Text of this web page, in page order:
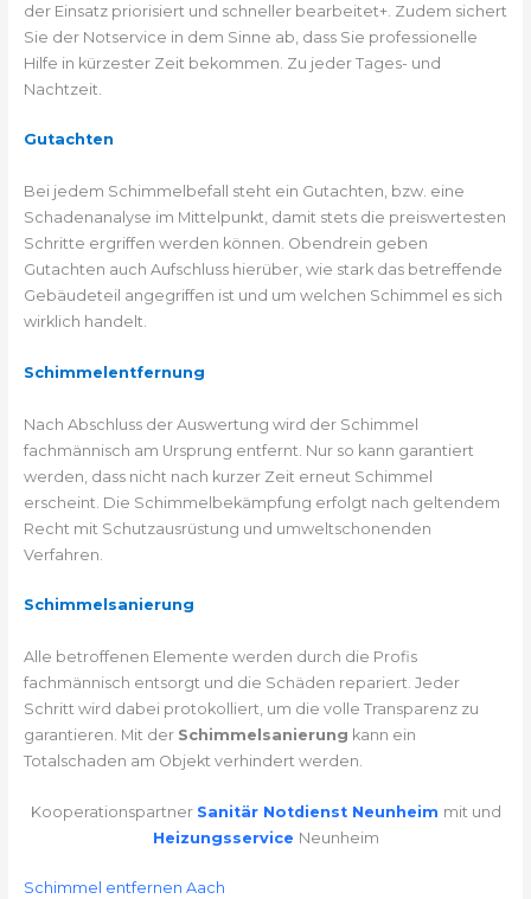
der Einsatz priorisiert und schneller bearbeitet+. Zudem sichert
Sie der Notservice in dem Sinne ab, dass Sie professionelle
Hilfe in kürzester Zeit bekommen. Zu jeder Tages- und
Nachtzeit.
Gutachten
Bei jedem Schimmelbefall steht ein Gutachten, bzw. eine
Schadenanalyse im Mittelpunkt, damit stets die preiswertesten
Schritte ergriffen werden können. Obendrein geben
Gutachten auch Aufschluss hierüber, wie stark das betreffende
Gebäudeteil angegriffen ist und um welchen Schimmel es sich
wirklich handelt.
Schimmelentfernung
Nach Abschluss der Auswertung wird der Schimmel
fachmännisch am Ursprung entfernt. Nur so kann garantiert
werden, dass nicht nach kurzer Zeit erneut Schimmel
erscheint. Die Schimmelbekämpfung erfolgt nach geltendem
Recht mit Schutzausrüstung und umweltschonenden
Verfahren.
Schimmelsanierung
Alle betroffenen Elemente werden durch die Profis
fachmännisch entsorgt und die Schäden repariert. Jeder
Schritt wird dabei protokolliert, um die volle Transparenz zu
garantieren. Mit der Schimmelsanierung kann ein
Totalschaden am Objekt verhindert werden.
Kooperationspartner Sanitär Notdienst Neunheim mit und
Heizungsservice Neunheim
Schimmel entfernen Aach